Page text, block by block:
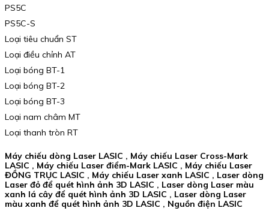
PS5C
PS5C-S
Loại tiêu chuẩn ST
Loại điều chỉnh AT
Loại bóng BT-1
Loại bóng BT-2
Loại bóng BT-3
Loại nam châm MT
Loại thanh tròn RT
Máy chiếu dòng Laser LASIC , Máy chiếu Laser Cross-Mark
LASIC , Máy chiếu Laser điểm-Mark LASIC , Máy chiếu Laser
ĐỒNG TRỤC LASIC , Máy chiếu Laser xanh LASIC , Laser dòng
Laser đỏ để quét hình ảnh 3D LASIC , Laser dòng Laser màu
xanh lá cây để quét hình ảnh 3D LASIC , Laser dòng Laser
màu xanh để quét hình ảnh 3D LASIC , Nguồn điện LASIC